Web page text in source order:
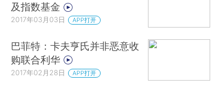
及指数基金
2017年03月03日 APP打开
巴菲特：卡夫亨氏并非恶意收
购联合利华
2017年02月28日 APP打开